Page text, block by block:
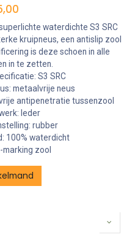
waterdichte S3 SRC
kruipneus, een antislip zool
is deze schoen in alle
in te zetten.
S3 SRC
metaalvrije neus
antipenetratie tussenzool
leder
rubber
100% waterdicht
marking zool